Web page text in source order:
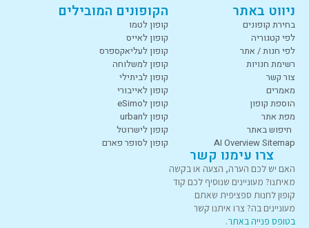
ניווט באתר
בחירת קופונים
לפי קטגוריה
לפי חנות / אתר
רשימת חנויות
צור קשר
מאמרים
הוספת קופון
מפת אתר
חיפוש באתר
AI Overview Sitemap
הקופונים המובילים
קופון לטמו
קופון לאייס
קופון לעליאקספרס
קופון למשלוחה
קופון לביתילי
קופון לאייבורי
קופון לeSimo
קופון לurban
קופון לישרוטל
קופון לסופר פארם
צרו עימנו קשר
האם יש לכם הערה, הצעה או בקשה
מאיתנו? מעוניינים שנוסיף לכם קוד
קופון לחנות ספציפית שאתם
מעוניינים בה? צרו איתנו קשר
בטופס פנייה באתר.